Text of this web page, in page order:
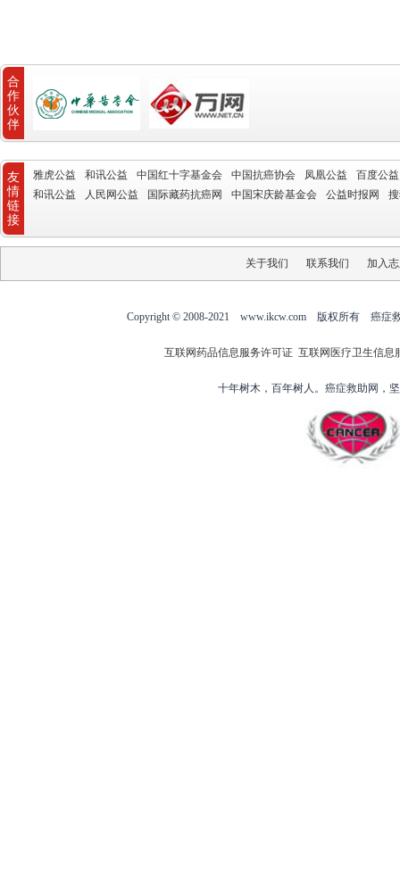
合
作
伙
伴
友
情
链
接
雅虎公益 和讯公益 中国红十字基金会 中国抗癌协会 凤凰公益
百度公益
和讯公益
人民网公益 国际藏药抗癌网 中国宋庆龄基金会 公益时报网
关于我们 联系我们 加入
Copyright © 2008-2021 www.ikcw.com 版权所有 癌症
互联网药品信息服务许可证 互联网医疗卫生信息
十年树木，百年树人。癌症救助网，